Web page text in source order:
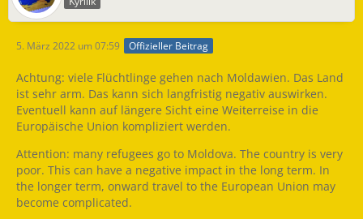
5. März 2022 um 07:59 Offizieller Beitrag
Achtung: viele Flüchtlinge gehen nach Moldawien. Das Land
ist sehr arm. Das kann sich langfristig negativ auswirken.
Eventuell kann auf längere Sicht eine Weiterreise in die
Europäische Union kompliziert werden.
Attention: many refugees go to Moldova. The country is very
poor. This can have a negative impact in the long term. In
the longer term, onward travel to the European Union may
become complicated.